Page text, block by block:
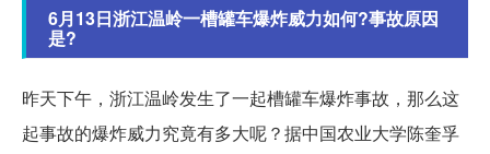
6月13日浙江温岭一槽罐车爆炸威力如何?事故原因
是?
昨天下午，浙江温岭发生了一起槽罐车爆炸事故，那么这
起事故的爆炸威力究竟有多大呢？据中国农业大学陈奎孚